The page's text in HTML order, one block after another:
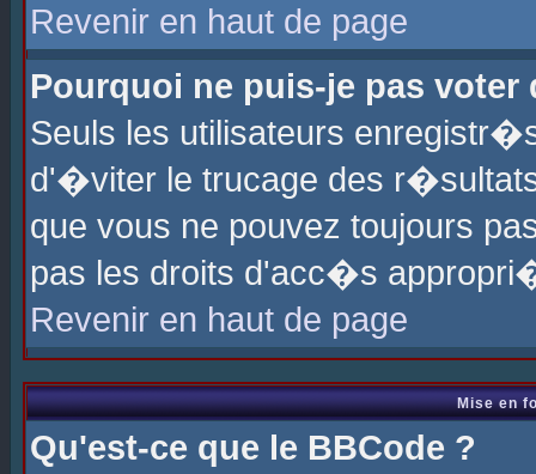
Revenir en haut de page
Pourquoi ne puis-je pas voter
Seuls les utilisateurs
d'�viter le trucage des
que vous ne pouvez toujours
pas les droits d'acc�s
Revenir en haut de page
Mise en
Qu'est-ce que le BBCode ?